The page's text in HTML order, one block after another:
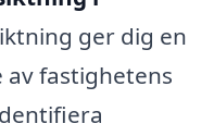
ger dig en
fastighetens